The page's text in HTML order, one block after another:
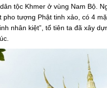
tộc Khmer ở vùng Nam Bộ.
tượng Phật tinh xảo, có 4
nhân kiệt”, tổ tiên ta đã xây